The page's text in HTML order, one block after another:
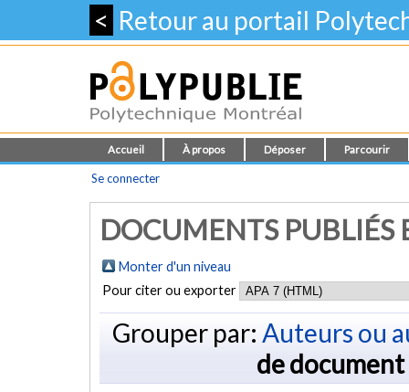
< Retour au portail
Accueil À propos Déposer Parcourir
Se connecter
DOCUMENTS PUBLIÉS
Monter d'un niveau
Pour citer ou exporter
Grouper par: Auteurs ou
de document